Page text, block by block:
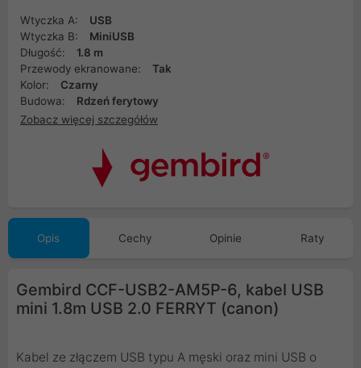
Wtyczka A:
USB
Wtyczka B:
MiniUSB
Długość:
1.8 m
Przewody ekranowane:
Tak
Kolor:
Czarny
Budowa:
Rdzeń ferytowy
Zobacz więcej szczegółów
Opis Cechy Opinie Raty
Gembird CCF-USB2-AM5P-6, kabel USB
mini 1.8m USB 2.0 FERRYT (canon)
Kabel ze złączem USB typu A męski oraz mini USB o